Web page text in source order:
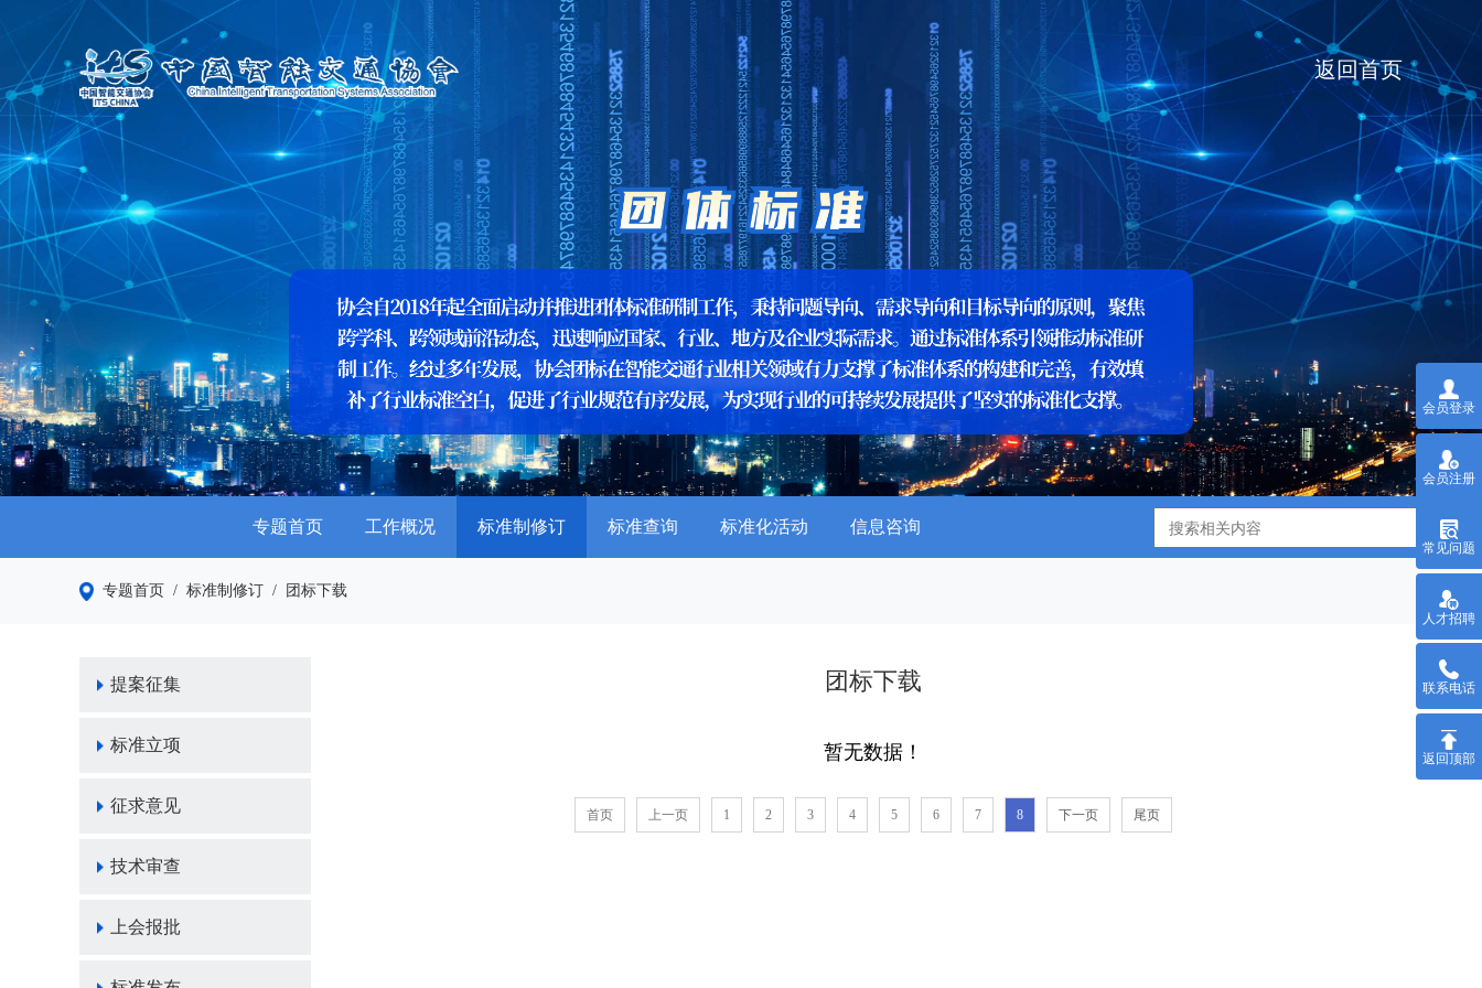
返回首页
专题首页 工作概况 标准制修订 标准查询 标准化活动 信息咨询 搜
专题首页 / 标准制修订 / 团标下载
提案征集
标准立项
征求意见
技术审查
上会报批
团标下载
暂无数据！
首页 上一页 1 2 3 4 5 6 7 8 下一页 尾页
会员登录
会员注册
常见问题
人才招聘
联系电话
返回顶部